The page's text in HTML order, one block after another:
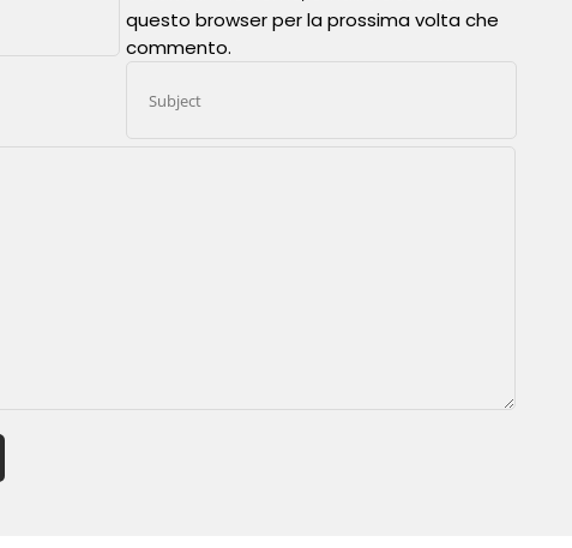
questo browser per la prossima volta che
commento.